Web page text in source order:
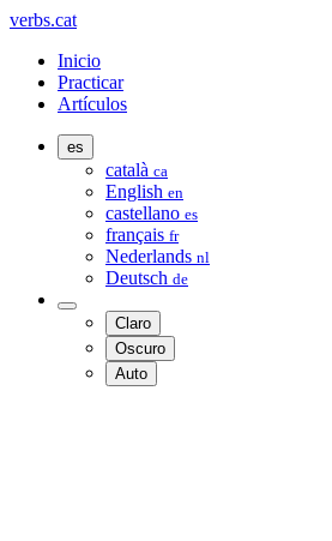
verbs.cat
Inicio
Practicar
Artículos
es
català ca
English en
castellano es
français fr
Nederlands nl
Deutsch de
Claro
Oscuro
Auto